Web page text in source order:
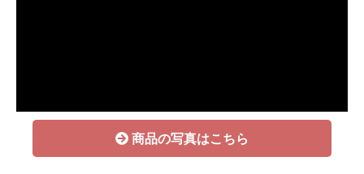
商品の写真はこちら